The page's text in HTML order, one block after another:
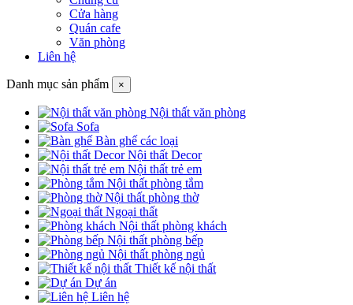
Cửa hàng
Quán cafe
Văn phòng
Liên hệ
Danh mục sản phẩm ×
Nội thất văn phòng
Sofa
Bàn ghế các loại
Nội thất Decor
Nội thất trẻ em
Nội thất phòng tắm
Nội thất phòng thờ
Ngoại thất
Nội thất phòng khách
Nội thất phòng bếp
Nội thất phòng ngủ
Thiết kế nội thất
Dự án
Liên hệ